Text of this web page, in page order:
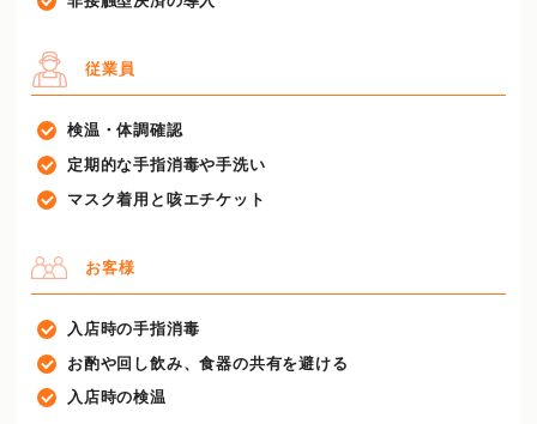
従業員
検温・体調確認
定期的な手指消毒や手洗い
マスク着用と咳エチケット
お客様
入店時の手指消毒
お酌や回し飲み、食器の共有を避ける
入店時の検温